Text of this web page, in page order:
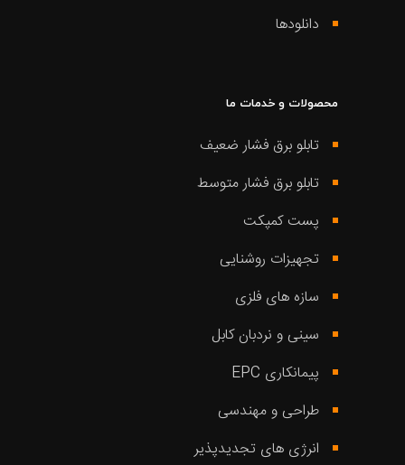
دانلودها
محصولات و خدمات ما
تابلو برق فشار ضعیف
تابلو برق فشار متوسط
پست کمپکت
تجهیزات روشنایی
سازه های فلزی
سینی و نردبان کابل
پیمانکاری EPC
طراحی و مهندسی
انرژی های تجدیدپذیر